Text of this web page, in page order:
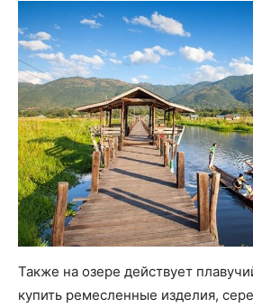
Также на озере действует
купить ремесленные изделия,